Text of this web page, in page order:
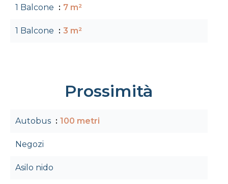
1 Balcone 7 m²
1 Balcone 3 m²
Prossimità
Autobus 100 metri
Negozi
Asilo nido